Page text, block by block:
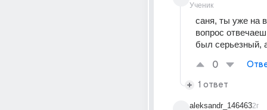
Ученик
саня, ты уже на
вопрос
был серьезный,
0
1 ответ
aleksandr_1464632г